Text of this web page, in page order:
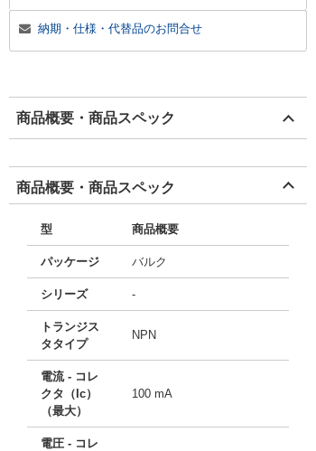
納期・仕様・代替品のお問合せ
商品概要・商品スペック
商品概要・商品スペック
型 商品概要
パッケージ バルク
シリーズ -
トランジス
タタイプ
NPN
電流 - コレ
クタ（Ic）
（最大）
100 mA
電圧 - コレ